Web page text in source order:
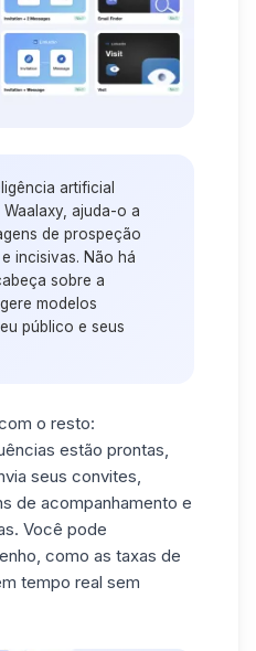
artificial
ajuda-o a
de prospeção
incisivas. Não há
sobre a
modelos
público e seus
o resto:
estão prontas,
seus convites,
de acompanhamento e
Você pode
como as taxas de
tempo real sem